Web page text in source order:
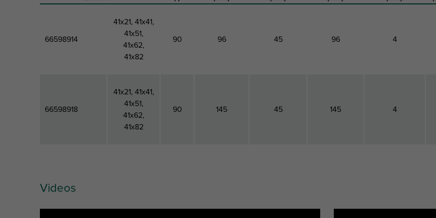
66598914
41x21, 41x41,
41x51,
41x62,
41x82
90 96 45 96 4
66598918
41x21, 41x41,
41x51,
41x62,
41x82
90 145 45 145 4
Produktnummer
Videos